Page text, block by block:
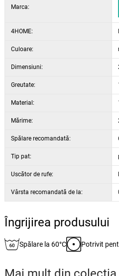
Marca:
4HOME:
Culoare:
Dimensiuni:
Greutate:
Material:
Mărime:
Spălare recomandată:
Tip pat:
Uscător de rufe:
Vârsta recomandată de la:
Îngrijirea produsului
Spălare la 60°C Potrivit